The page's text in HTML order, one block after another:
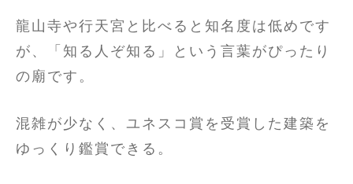
龍山寺や行天宮と比べると知名度は低めです
が、「知る人ぞ知る」という言葉がぴったり
の廟です。
混雑が少なく、ユネスコ賞を受賞した建築を
ゆっくり鑑賞できる。